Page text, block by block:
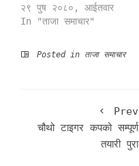
२९ पुष २०८०, आईतवार
In "ताजा समाचार"
Posted in ताजा समाचार
Prev
चौथो टाइगर कपको सम्पूर्ण
तयारी पुरा